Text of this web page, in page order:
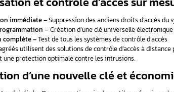
Une clé électronique reprogrammable
interférences ou des dommages liés à
1.2. Problèmes de
Désynchronisation– Votre solution de
Blocage des portières– Le verrou